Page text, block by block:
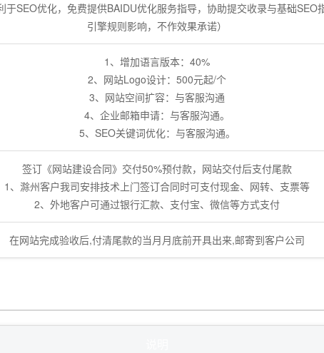
于SEO优化，免费提供BAIDU优化服务指导，协助提交收录与基础SEO
引擎规则影响，不作效果承诺）
1、增加语言版本：40%
2、网站Logo设计：500元起/个
3、网站空间扩容：与客服沟通
4、企业邮箱申请：与客服沟通。
5、SEO关键词优化：与客服沟通。
签订《网站建设合同》交付50%预付款，网站交付后支付尾款
1、滁州客户我司安排技术上门签订合同时可支付现金、网转、支票等
2、外地客户可通过银行汇款、支付宝、微信等方式支付
在网站完成验收后,付清尾款的当月月底前开具出来,邮寄到客户公司